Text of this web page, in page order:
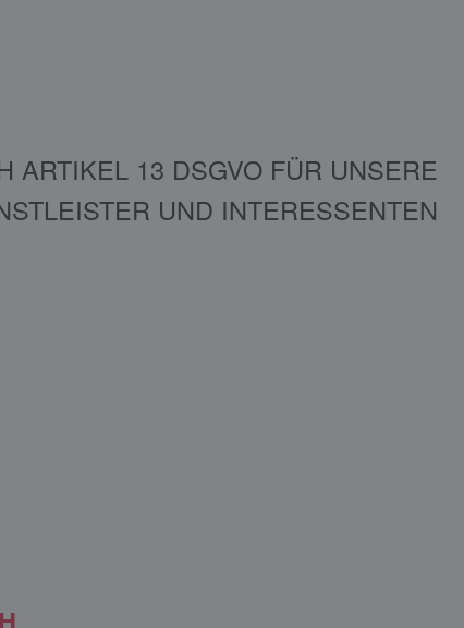
ARTIKEL 13 DSGVO FÜR UNSERE
UND INTERESSENTEN